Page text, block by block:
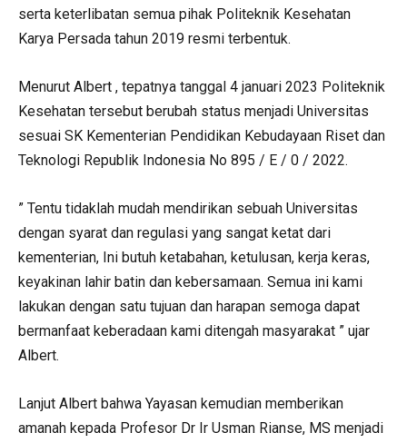
serta keterlibatan semua pihak Politeknik Kesehatan
Karya Persada tahun 2019 resmi terbentuk.
Menurut Albert , tepatnya tanggal 4 januari 2023 Politeknik
Kesehatan tersebut berubah status menjadi Universitas
sesuai SK Kementerian Pendidikan Kebudayaan Riset dan
Teknologi Republik Indonesia No 895 / E / 0 / 2022.
” Tentu tidaklah mudah mendirikan sebuah Universitas
dengan syarat dan regulasi yang sangat ketat dari
kementerian, Ini butuh ketabahan, ketulusan, kerja keras,
keyakinan lahir batin dan kebersamaan. Semua ini kami
lakukan dengan satu tujuan dan harapan semoga dapat
bermanfaat keberadaan kami ditengah masyarakat ” ujar
Albert.
Lanjut Albert bahwa Yayasan kemudian memberikan
amanah kepada Profesor Dr Ir Usman Rianse, MS menjadi